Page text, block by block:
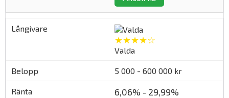
★★★★☆
Valda
5 000 - 600 000 kr
6,06% - 29,99%